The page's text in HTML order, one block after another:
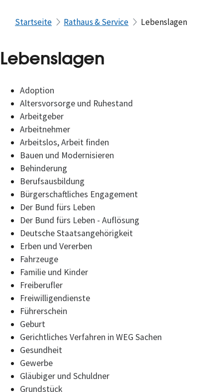
Startseite Rathaus & Service Lebenslagen
Lebenslagen
Adoption
Altersvorsorge und Ruhestand
Arbeitgeber
Arbeitnehmer
Arbeitslos, Arbeit finden
Bauen und Modernisieren
Behinderung
Berufsausbildung
Bürgerschaftliches Engagement
Der Bund fürs Leben
Der Bund fürs Leben - Auflösung
Deutsche Staatsangehörigkeit
Erben und Vererben
Fahrzeuge
Familie und Kinder
Freiberufler
Freiwilligendienste
Führerschein
Geburt
Gerichtliches Verfahren in WEG Sachen
Gesundheit
Gewerbe
Gläubiger und Schuldner
Grundstück